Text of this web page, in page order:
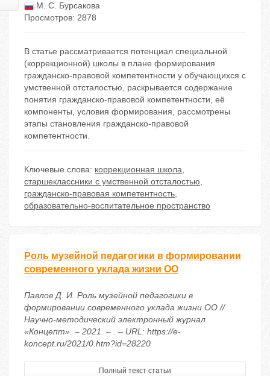
М. С. Бурсакова
Просмотров: 2878
В статье рассматривается потенциал специальной
(коррекционной) школы в плане формирования
гражданско-правовой компетентности у обучающихся с
умственной отсталостью, раскрывается содержание
понятия гражданско-правовой компетентности, её
компоненты, условия формирования, рассмотрены
этапы становления гражданско-правовой
компетентности.
Ключевые слова: коррекционная школа,
старшеклассники с умственной отсталостью,
гражданско-правовая компетентность,
образовательно-воспитательное пространство
Роль музейной педагогики в формировании
современного уклада жизни ОО
Павлов Д. И. Роль музейной педагогики в
формировании современного уклада жизни ОО //
Научно-методический электронный журнал
«Концепт». – 2021. – . – URL: https://e-
koncept.ru/2021/0.htm?id=28220
Полный текст статьи